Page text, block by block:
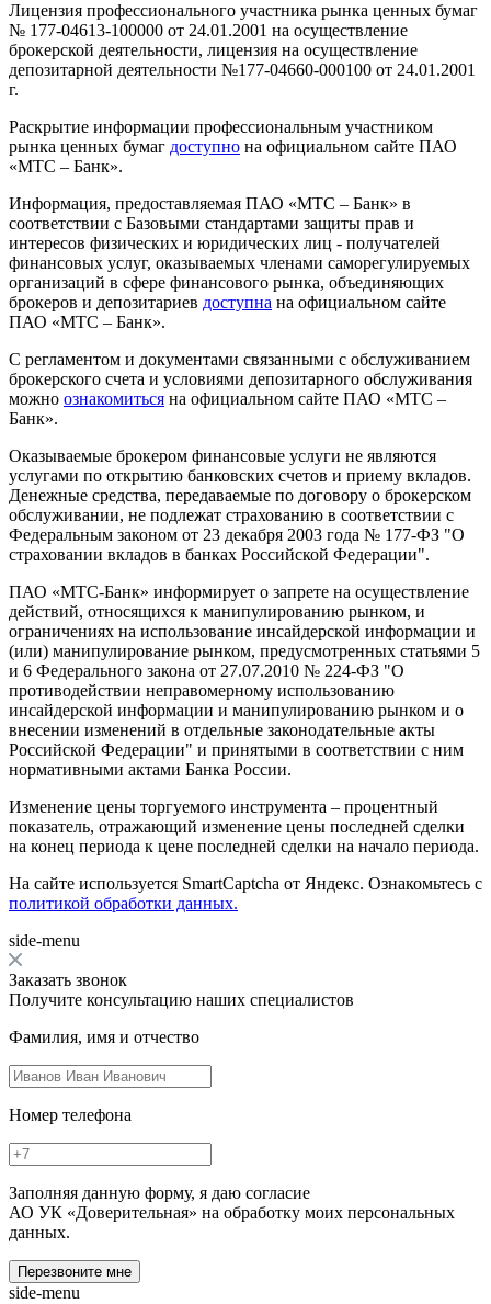
Лицензия профессионального участника рынка ценных бумаг
№ 177-04613-100000 от 24.01.2001 на осуществление
брокерской деятельности, лицензия на осуществление
депозитарной деятельности №177-04660-000100 от 24.01.2001
г.
Раскрытие информации профессиональным участником
рынка ценных бумаг доступно на официальном сайте ПАО
«МТС – Банк».
Информация, предоставляемая ПАО «МТС – Банк» в
соответствии с Базовыми стандартами защиты прав и
интересов физических и юридических лиц - получателей
финансовых услуг, оказываемых членами саморегулируемых
организаций в сфере финансового рынка, объединяющих
брокеров и депозитариев доступна на официальном сайте
ПАО «МТС – Банк».
С регламентом и документами связанными с обслуживанием
брокерского счета и условиями депозитарного обслуживания
можно ознакомиться на официальном сайте ПАО «МТС –
Банк».
Оказываемые брокером финансовые услуги не являются
услугами по открытию банковских счетов и приему вкладов.
Денежные средства, передаваемые по договору о брокерском
обслуживании, не подлежат страхованию в соответствии с
Федеральным законом от 23 декабря 2003 года № 177-ФЗ "О
страховании вкладов в банках Российской Федерации".
ПАО «МТС-Банк» информирует о запрете на осуществление
действий, относящихся к манипулированию рынком, и
ограничениях на использование инсайдерской информации и
(или) манипулирование рынком, предусмотренных статьями 5
и 6 Федерального закона от 27.07.2010 № 224-ФЗ "О
противодействии неправомерному использованию
инсайдерской информации и манипулированию рынком и о
внесении изменений в отдельные законодательные акты
Российской Федерации" и принятыми в соответствии с ним
нормативными актами Банка России.
Изменение цены торгуемого инструмента – процентный
показатель, отражающий изменение цены последней сделки
на конец периода к цене последней сделки на начало периода.
На сайте используется SmartCaptcha от Яндекс. Ознакомьтесь с
политикой обработки данных.
side-menu
Заказать звонок
Получите консультацию наших специалистов
Фамилия, имя и отчество
Номер телефона
Заполняя данную форму, я даю согласие
АО УК «Доверительная» на обработку моих персональных
данных.
Перезвоните мне
side-menu